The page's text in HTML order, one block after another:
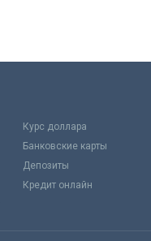
Курс доллара
Банковские карты
Депозиты
Кредит онлайн